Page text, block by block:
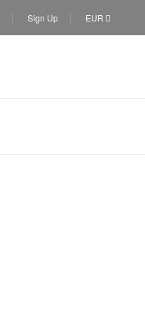
Sign Up EUR